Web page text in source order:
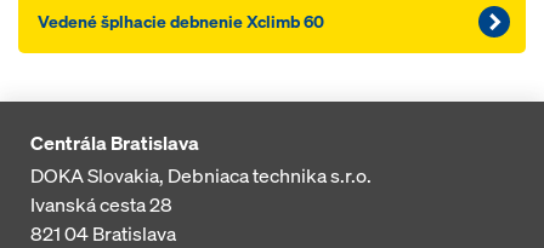
Vedené šplhacie debnenie Xclimb 60
Centrála Bratislava
DOKA Slovakia, Debniaca technika s.r.o.
Ivanská cesta 28
821 04Bratislava